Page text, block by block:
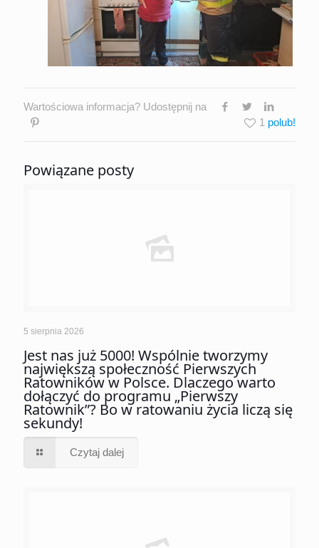
Wartościowa informacja? Udostępnij na
1
Powiązane posty
5 sierpnia 2026
Jest nas już 5000! Wspólnie tworzymy
największą społeczność Pierwszych
Ratowników w Polsce. Dlaczego warto
dołączyć do programu „Pierwszy
Ratownik”? Bo w ratowaniu życia liczą się
sekundy!
Czytaj dalej